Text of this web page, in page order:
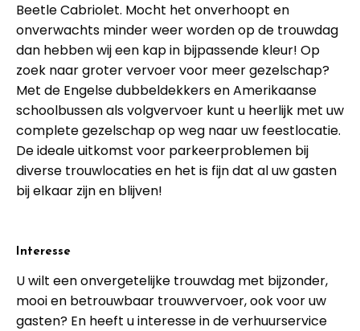
Beetle Cabriolet. Mocht het onverhoopt en
onverwachts minder weer worden op de trouwdag
dan hebben wij een kap in bijpassende kleur! Op
zoek naar groter vervoer voor meer gezelschap?
Met de Engelse dubbeldekkers en Amerikaanse
schoolbussen als volgvervoer kunt u heerlijk met uw
complete gezelschap op weg naar uw feestlocatie.
De ideale uitkomst voor parkeerproblemen bij
diverse trouwlocaties en het is fijn dat al uw gasten
bij elkaar zijn en blijven!
Interesse
U wilt een onvergetelijke trouwdag met bijzonder,
mooi en betrouwbaar trouwvervoer, ook voor uw
gasten? En heeft u interesse in de verhuurservice